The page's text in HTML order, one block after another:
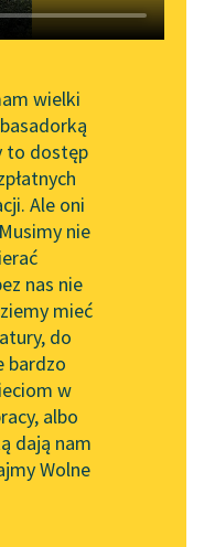
brak utworu
Wolnych Lektur
dla piszących i
PMH
Wolnych Lektur
wielki
to dostęp
Ale oni
nie
nas nie
mieć
do
bardzo
w
albo
dają nam
Wolne
Dołęga-Mostowicz
dla
sprawności
jest niczym
jak tylko
się...
więcej